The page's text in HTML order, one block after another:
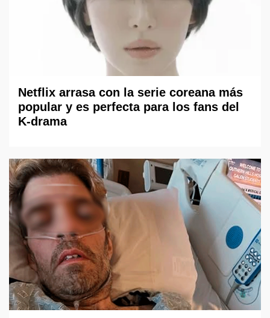
Netflix arrasa con la serie coreana más
popular y es perfecta para los fans del
K-drama